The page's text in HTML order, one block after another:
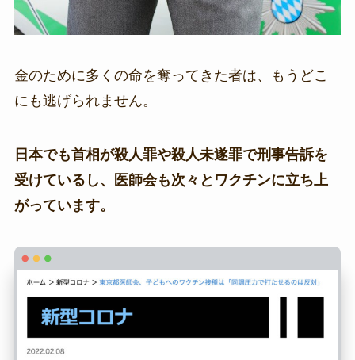
金のために多くの命を奪ってきた者は、もうどこ
にも逃げられません。
日本でも首相が殺人罪や殺人未遂罪で刑事告訴を
受けているし、医師会も次々とワクチンに立ち上
がっています。